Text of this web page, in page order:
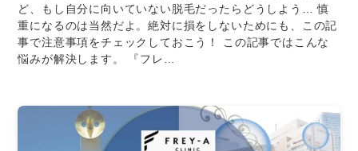
ど、もし自分に向いていない脱毛だったらどうしよう… 慎
重になるのは当然だよ。絶対に損をしないためにも、この記
事で注意事項をチェックしておこう！ この記事ではこんな
悩みが解決します。 『フレ...